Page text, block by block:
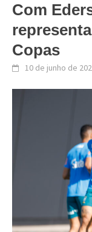
Com
Copas
10 de junho de